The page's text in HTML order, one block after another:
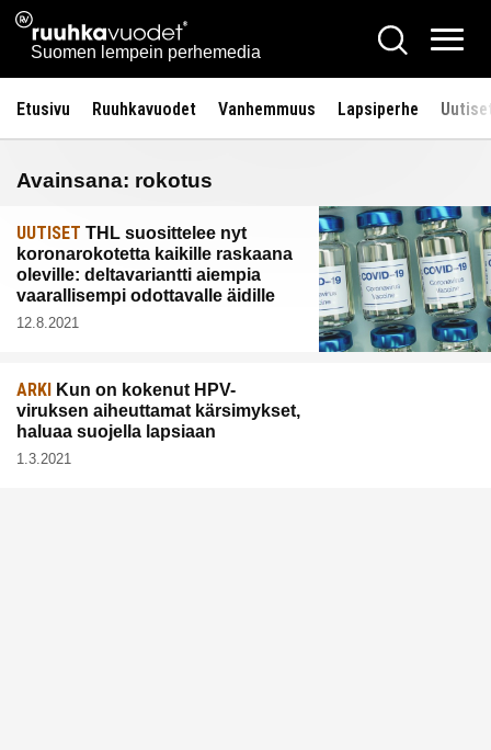
Siirry
sisältöön
Ruuhkavuodet.fi
Suomen lempein perhemedia
Hae
Etusivu Ruuhkavuodet Vanhemmuus Lapsiperhe
Avainsana: rokotus
UUTISET THL suosittelee nyt
koronarokotetta kaikille raskaana
oleville: deltavariantti aiempia
vaarallisempi odottavalle äidille
12.8.2021
ARKI Kun on kokenut HPV-
viruksen aiheuttamat kärsimykset,
haluaa suojella lapsiaan
1.3.2021